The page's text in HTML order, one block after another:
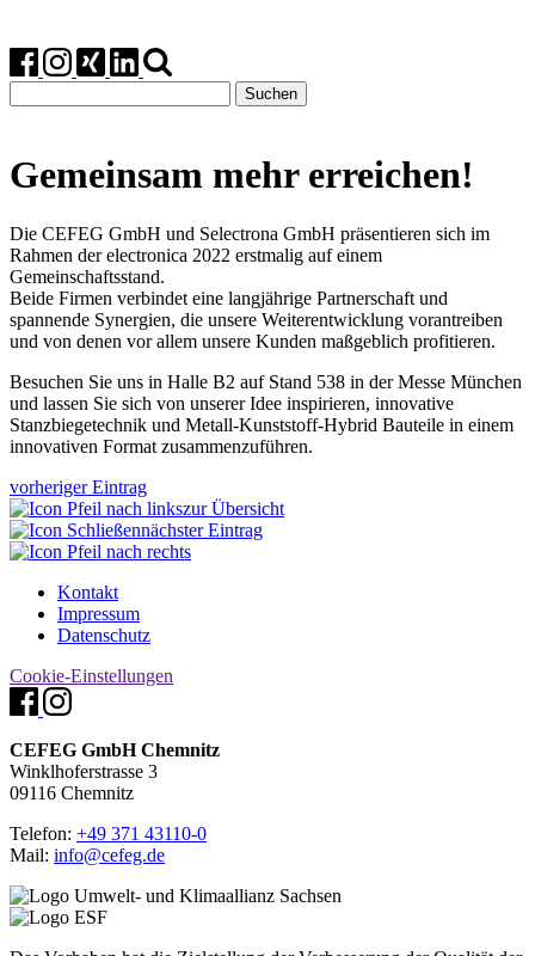
nach:
Gemeinsam mehr erreichen!
Die CEFEG GmbH und Selectrona GmbH präsentieren sich im
Rahmen der electronica 2022 erstmalig auf einem
Gemeinschaftsstand.
Beide Firmen verbindet eine langjährige Partnerschaft und
spannende Synergien, die unsere Weiterentwicklung vorantreiben
und von denen vor allem unsere Kunden maßgeblich profitieren.
Besuchen Sie uns in Halle B2 auf Stand 538 in der Messe München
und lassen Sie sich von unserer Idee inspirieren, innovative
Stanzbiegetechnik und Metall-Kunststoff-Hybrid Bauteile in einem
innovativen Format zusammenzuführen.
vorheriger Eintrag
zur Übersicht
nächster Eintrag
Kontakt
Impressum
Datenschutz
Cookie-Einstellungen
CEFEG GmbH Chemnitz
Winklhoferstrasse 3
09116 Chemnitz
Telefon: +49 371 43110-0
Mail: info@cefeg.de